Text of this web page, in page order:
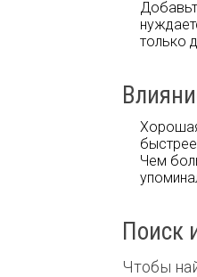
только
Чем
Поиск
Чтобы